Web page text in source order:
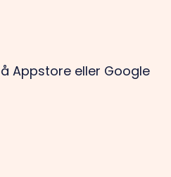
Appstore eller Google